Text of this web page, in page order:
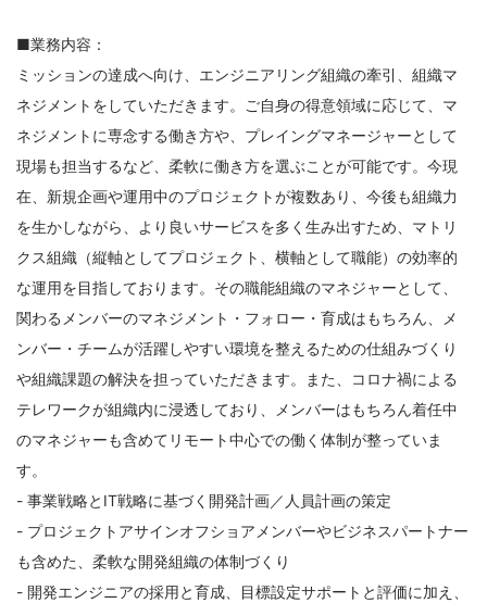
■業務内容：
ミッションの達成へ向け、エンジニアリング組織の牽引、組織マ
ネジメントをしていただきます。ご自身の得意領域に応じて、マ
ネジメントに専念する働き方や、プレイングマネージャーとして
現場も担当するなど、柔軟に働き方を選ぶことが可能です。今現
在、新規企画や運用中のプロジェクトが複数あり、今後も組織力
を生かしながら、より良いサービスを多く生み出すため、マトリ
クス組織（縦軸としてプロジェクト、横軸として職能）の効率的
な運用を目指しております。その職能組織のマネジャーとして、
関わるメンバーのマネジメント・フォロー・育成はもちろん、メ
ンバー・チームが活躍しやすい環境を整えるための仕組みづくり
や組織課題の解決を担っていただきます。また、コロナ禍による
テレワークが組織内に浸透しており、メンバーはもちろん着任中
のマネジャーも含めてリモート中心での働く体制が整っていま
す。
- 事業戦略とIT戦略に基づく開発計画／人員計画の策定
- プロジェクトアサインオフショアメンバーやビジネスパートナー
も含めた、柔軟な開発組織の体制づくり
- 開発エンジニアの採用と育成、目標設定サポートと評価に加え、